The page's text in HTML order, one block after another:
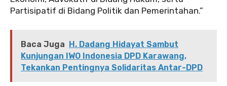
Partisipatif di Bidang Politik dan Pemerintahan.”
Baca Juga H. Dadang Hidayat Sambut
Kunjungan IWO Indonesia DPD Karawang,
Tekankan Pentingnya Solidaritas Antar-DPD